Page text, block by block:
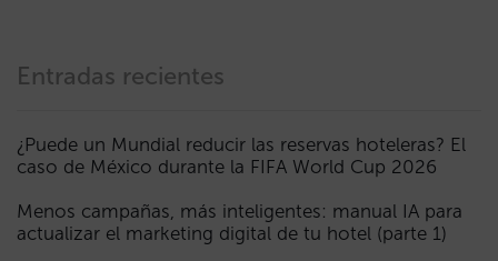
Entradas recientes
¿Puede un Mundial reducir las reservas hoteleras? El
caso de México durante la FIFA World Cup 2026
Menos campañas, más inteligentes: manual IA para
actualizar el marketing digital de tu hotel (parte 1)